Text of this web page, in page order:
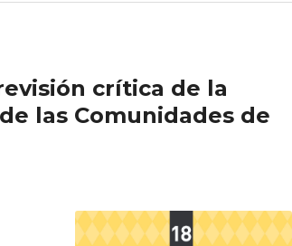
crítica de la
las Comunidades de